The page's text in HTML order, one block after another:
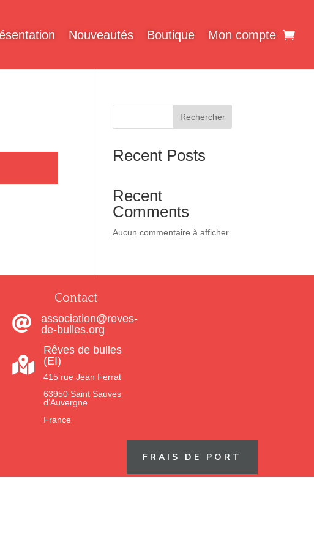
Nouveautés Boutique Mon compte
Rechercher
Recent Posts
Recent
Comments
Aucun commentaire à afficher.
Contact

association@reves-
de-bulles.org

Rêves de bulles
(EI)
415 rue Jean Ferrat
63950 Saint Sauves
d’Auvergne
France
FRAIS DE PORT